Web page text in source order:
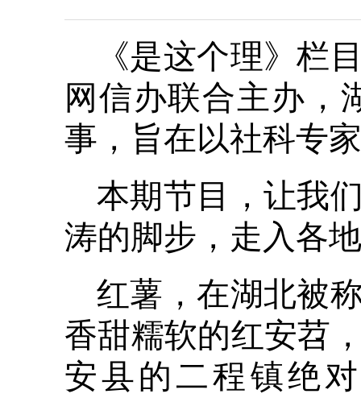
《是这个理》栏
网信办联合主办，
事，旨在以社科专
本期节目，让我
涛的脚步，走入各
红薯，在湖北被
香甜糯软的红安苕
安县的二程镇绝